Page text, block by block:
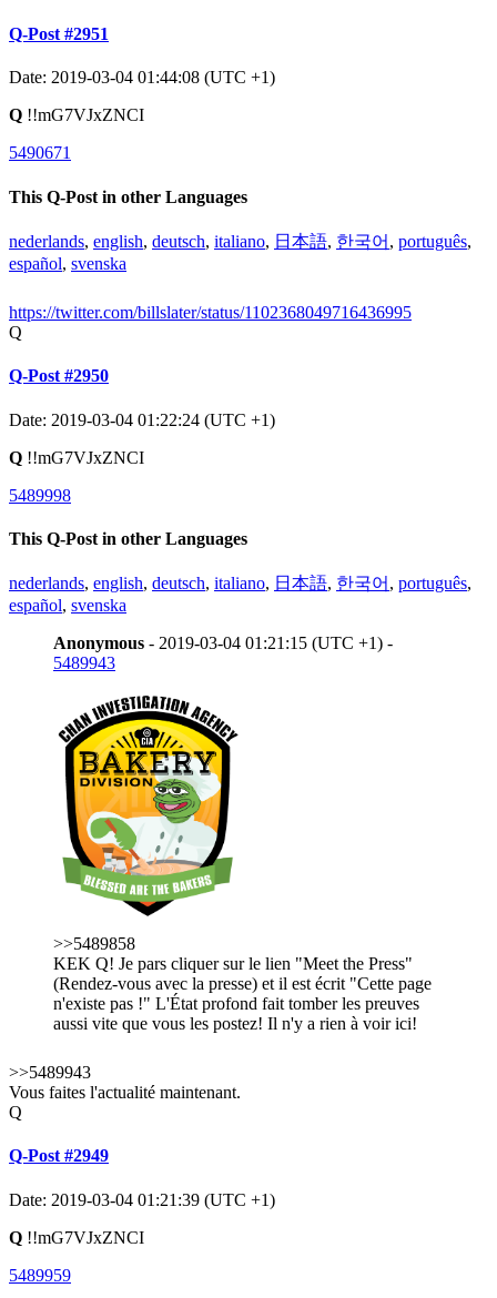
Q-Post #2951
Date: 2019-03-04 01:44:08 (UTC +1)
Q !!mG7VJxZNCI
5490671
This Q-Post in other Languages
nederlands, english, deutsch, italiano, 日本語, 한국어 , português,
español, svenska
https://twitter.com/billslater/status/1102368049716436995
Q
Q-Post #2950
Date: 2019-03-04 01:22:24 (UTC +1)
Q !!mG7VJxZNCI
5489998
This Q-Post in other Languages
nederlands, english, deutsch, italiano, 日本語, 한국어 , português,
español, svenska
Anonymous - 2019-03-04 01:21:15 (UTC +1) -
5489943
>>5489858
KEK Q! Je pars cliquer sur le lien "Meet the Press"
(Rendez-vous avec la presse) et il est écrit "Cette page
n'existe pas !" L'État profond fait tomber les preuves
aussi vite que vous les postez! Il n'y a rien à voir ici!
>>5489943
Vous faites l'actualité maintenant.
Q
Q-Post #2949
Date: 2019-03-04 01:21:39 (UTC +1)
Q !!mG7VJxZNCI
5489959